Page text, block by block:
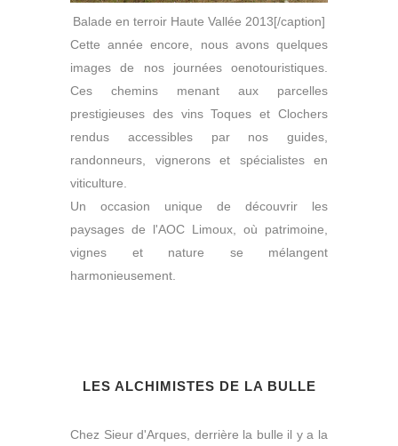
Balade en terroir Haute Vallée 2013[/caption]
Cette année encore, nous avons quelques
images de nos journées oenotouristiques.
Ces chemins menant aux parcelles
prestigieuses des vins Toques et Clochers
rendus accessibles par nos guides,
randonneurs, vignerons et spécialistes en
viticulture.
Un occasion unique de découvrir les
paysages de l'AOC Limoux, où patrimoine,
vignes et nature se mélangent
harmonieusement.
LES ALCHIMISTES DE LA BULLE
Chez Sieur d'Arques, derrière la bulle il y a la